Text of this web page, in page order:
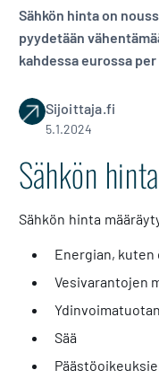
Sähkön hinta on
pyydetään
kahdessa eurossa per
Sijoittaja.fi
5.1.2024
Sähkön
Sähkön hinta
Energian, kuten
Vesivarantojen
Sää